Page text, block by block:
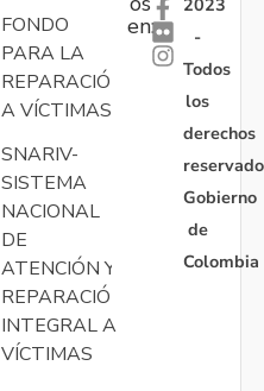
FONDO
PARA LA
REPARACIÓN
A VÍCTIMAS
SNARIV-
SISTEMA
NACIONAL
DE
ATENCIÓN Y
REPARACIÓN
INTEGRAL A
VÍCTIMAS
en:
2023
-
Todos
los
derechos
Gobierno
de
Colombia